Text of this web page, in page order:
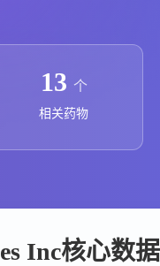
13 个
相关药物
Inc核心数